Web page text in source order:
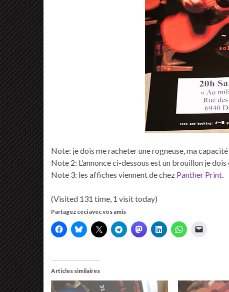
Note: je dois me racheter une rogneuse, ma
Note 2: L’annonce ci-dessous est un brouillon je
Note 3: les affiches viennent de chez Panther Print.
(Visited 131 time, 1 visit today)
Partagez ceci avec vos amis
Articles similaires